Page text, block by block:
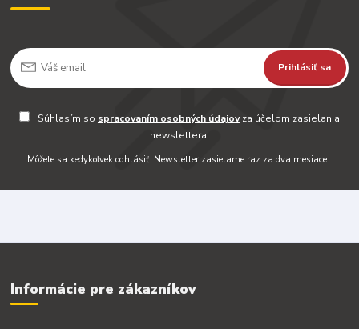
Prihlásiť sa
Súhlasím so spracovaním osobných údajovza účelom zasielania
newslettera.
Môžete sa kedykoľvek odhlásiť. Newsletter zasielame raz za dva mesiace.
Informácie pre zákazníkov